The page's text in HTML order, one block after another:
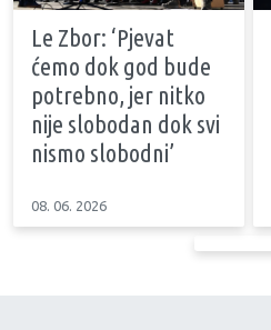
Le Zbor: ‘Pjevat
ćemo dok god bude
potrebno, jer nitko
nije slobodan dok svi
nismo slobodni’
08. 06. 2026